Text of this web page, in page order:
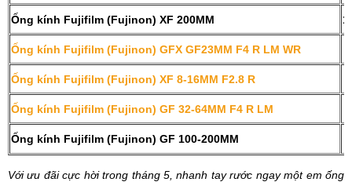
Ống kính Fujifilm (Fujinon) XF 200MM
Ống kính Fujifilm (Fujinon) GFX GF23MM F4 R LM WR
Ống kính Fujifilm (Fujinon) XF 8-16MM F2.8 R
Ống kính Fujifilm (Fujinon) GF 32-64MM F4 R LM
Ống kính Fujifilm (Fujinon) GF 100-200MM
Với ưu đãi cực hời trong tháng 5, nhanh tay rước ngay một em ống